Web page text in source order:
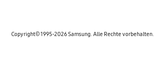
Copyright© 1995-2026 Samsung. Alle Rechte vorbehalten.